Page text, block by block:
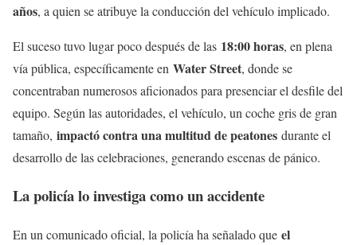
años, a quien se atribuye la conducción del vehículo implicado.
El suceso tuvo lugar poco después de las 18:00 horas, en plena
vía pública, específicamente en Water Street, donde se
concentraban numerosos aficionados para presenciar el desfile del
equipo. Según las autoridades, el vehículo, un coche gris de gran
tamaño, impactó contra una multitud de peatones durante el
desarrollo de las celebraciones, generando escenas de pánico.
La policía lo investiga como un accidente
En un comunicado oficial, la policía ha señalado que el